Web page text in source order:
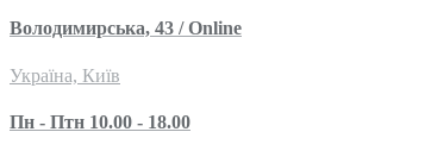
Володимирська, 43 / Online
Україна, Київ
Пн - Птн 10.00 - 18.00